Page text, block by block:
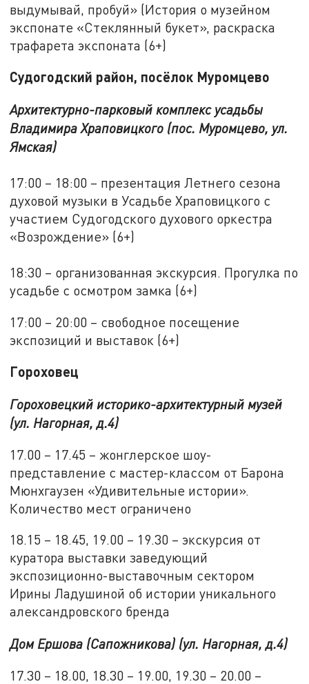
выдумывай, пробуй» (История о музейном
экспонате «Стеклянный букет», раскраска
трафарета экспоната (6+)
Судогодский район, посёлок Муромцево
Архитектурно-парковый комплекс усадьбы
Владимира Храповицкого (пос. Муромцево, ул.
Ямская)
17:00 – 18:00 – презентация Летнего сезона
духовой музыки в Усадьбе Храповицкого с
участием Судогодского духового оркестра
«Возрождение» (6+)
18:30 – организованная экскурсия. Прогулка по
усадьбе с осмотром замка (6+)
17:00 – 20:00 – свободное посещение
экспозиций и выставок (6+)
Гороховец
Гороховецкий историко-архитектурный музей
(ул. Нагорная, д.4)
17.00 ­– 17.45 – жонглерское шоу-
представление с мастер-классом от Барона
Мюнхгаузен «Удивительные истории».
Количество мест ограничено
18.15 ­– 18.45, 19.00 – 19.30 – экскурсия от
куратора выставки заведующий
экспозиционно-выставочным сектором
Ирины Ладушиной об истории уникального
александровского бренда
Дом Ершова (Сапожникова) (ул. Нагорная, д.4)
17.30 – 18.00, 18.30 – 19.00, 19.30 – 20.00 –